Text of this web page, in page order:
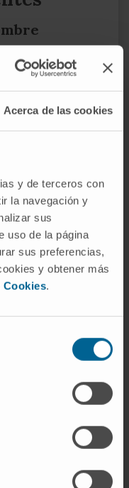
Acerca de las cookies
y de terceros con
la navegación y
sus
uso de la página
sus preferencias,
y obtener más
Cookies.
o «parte
. El nombre
se
celular —
a partir del
que un
sin el
Añadirle
La
distribuidos en